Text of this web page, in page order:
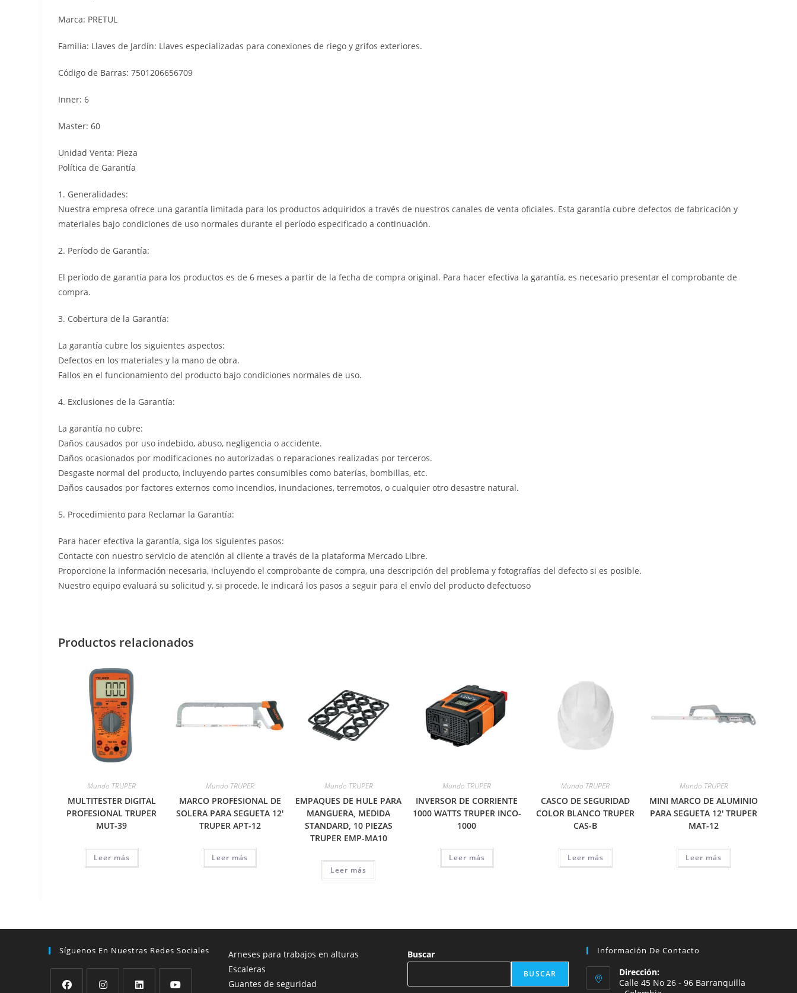
Marca: PRETUL
Familia: Llaves de Jardín: Llaves especializadas para conexiones de riego y grifos exteriores.
Código de Barras: 7501206656709
Inner: 6
Master: 60
Unidad Venta: Pieza
Política de Garantía
1. Generalidades:
Nuestra empresa ofrece una garantía limitada para los productos adquiridos a través de nuestros canales de venta oficiales. Esta garantía cubre defectos de fabricación y
materiales bajo condiciones de uso normales durante el período especificado a continuación.
2. Período de Garantía:
El período de garantía para los productos es de 6 meses a partir de la fecha de compra original. Para hacer efectiva la garantía, es necesario presentar el comprobante de
compra.
3. Cobertura de la Garantía:
La garantía cubre los siguientes aspectos:
Defectos en los materiales y la mano de obra.
Fallos en el funcionamiento del producto bajo condiciones normales de uso.
4. Exclusiones de la Garantía:
La garantía no cubre:
Daños causados por uso indebido, abuso, negligencia o accidente.
Daños ocasionados por modificaciones no autorizadas o reparaciones realizadas por terceros.
Desgaste normal del producto, incluyendo partes consumibles como baterías, bombillas, etc.
Daños causados por factores externos como incendios, inundaciones, terremotos, o cualquier otro desastre natural.
5. Procedimiento para Reclamar la Garantía:
Para hacer efectiva la garantía, siga los siguientes pasos:
Contacte con nuestro servicio de atención al cliente a través de la plataforma Mercado Libre.
Proporcione la información necesaria, incluyendo el comprobante de compra, una descripción del problema y fotografías del defecto si es posible.
Nuestro equipo evaluará su solicitud y, si procede, le indicará los pasos a seguir para el envío del producto defectuoso
Productos relacionados
Mundo TRUPER
MULTITESTER DIGITAL
PROFESIONAL TRUPER
MUT-39
Leer más
Mundo TRUPER
MARCO PROFESIONAL DE
SOLERA PARA SEGUETA 12′
TRUPER APT-12
Leer más
Mundo TRUPER
EMPAQUES DE HULE PARA
MANGUERA, MEDIDA
STANDARD, 10 PIEZAS
TRUPER EMP-MA10
Leer más
Mundo TRUPER
INVERSOR DE CORRIENTE
1000 WATTS TRUPER INCO-
1000
Leer más
Mundo TRUPER
CASCO DE SEGURIDAD
COLOR BLANCO TRUPER
CAS-B
Leer más
Mundo TRUPER
MINI MARCO DE ALUMINIO
PARA SEGUETA 12′ TRUPER
MAT-12
Leer más
Síguenos En Nuestras Redes Sociales
Arneses para trabajos en alturas
Escaleras
Guantes de seguridad
Buscar
BUSCAR
Información De Contacto
Dirección:
Calle 45 No 26 - 96 Barranquilla